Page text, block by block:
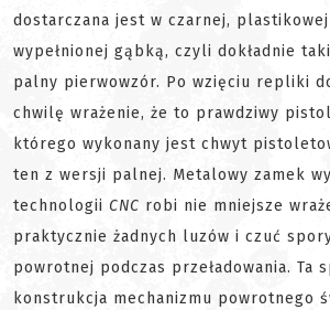
dostarczana jest w czarnej,
wypełnionej gąbką, czyli dokładnie
palny pierwowzór. Po wzięciu repliki
chwilę wrażenie, że to prawdziwy
którego wykonany jest chwyt
ten z wersji palnej. Metalowy zamek
technologii CNC robi nie mniejsze
praktycznie żadnych luzów i czuć
powrotnej podczas przeładowania. Ta
konstrukcja mechanizmu powrotnego